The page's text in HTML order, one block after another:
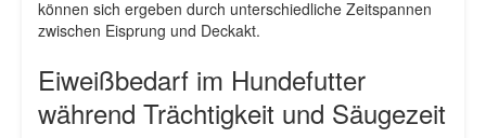
können sich ergeben durch unterschiedliche Zeitspannen
zwischen Eisprung und Deckakt.
Eiweißbedarf im Hundefutter
während Trächtigkeit und Säugezeit